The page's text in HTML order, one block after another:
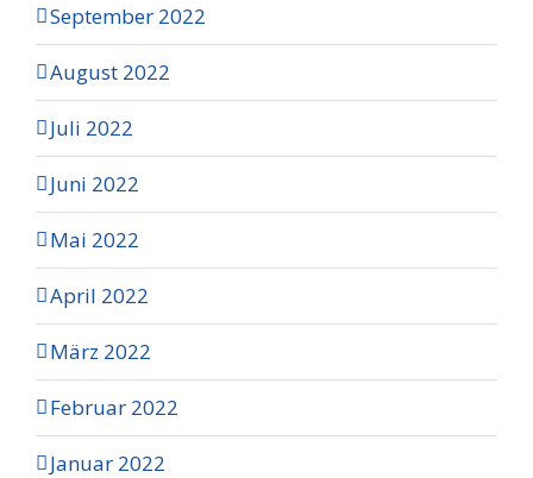
September 2022
August 2022
Juli 2022
Juni 2022
Mai 2022
April 2022
März 2022
Februar 2022
Januar 2022